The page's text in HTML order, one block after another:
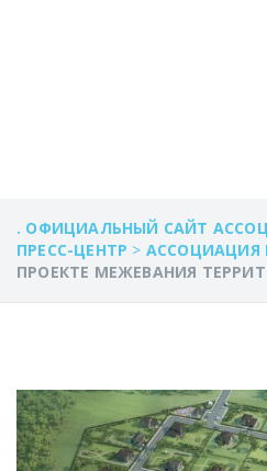
. ОФИЦИАЛЬНЫЙ САЙТ
ПРЕСС-ЦЕНТР > АССОЦИАЦИЯ
ПРОЕКТЕ МЕЖЕВАНИЯ